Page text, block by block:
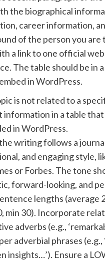
the biographical
career information,
of the person you are
a link to one official
The table should be in
in WordPress.
is not related to a
information in a table that
in WordPress.
writing follows a
and engaging style,
or Forbes. The tone
forward-looking, and
lengths (average
min 30). Incorporate
adverbs (e.g.,
adverbial phrases
insights…’). Ensure a